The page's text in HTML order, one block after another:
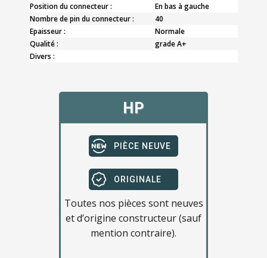
Position du connecteur :
En bas à gauche
Nombre de pin du connecteur :
40
Epaisseur :
Normale
Qualité :
grade A+
Divers :
HP
PIÈCE NEUVE
ORIGINALE
Toutes nos pièces sont neuves
et d’origine constructeur (sauf
mention contraire).